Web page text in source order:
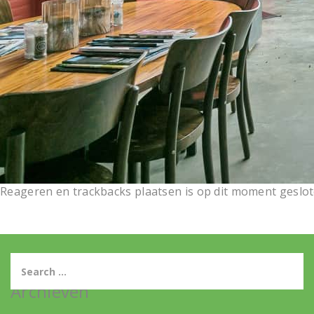
Reageren en trackbacks plaatsen is op dit moment
Archieven